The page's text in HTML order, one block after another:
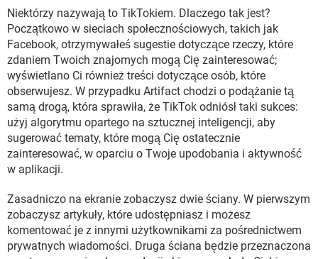
Niektórzy nazywają to TikTokiem. Dlaczego tak jest?
Początkowo w sieciach społecznościowych, takich jak
Facebook, otrzymywałeś sugestie dotyczące rzeczy, które
zdaniem Twoich znajomych mogą Cię zainteresować;
wyświetlano Ci również treści dotyczące osób, które
obserwujesz. W przypadku Artifact chodzi o podążanie tą
samą drogą, która sprawiła, że ​​TikTok odniósł taki sukces:
użyj algorytmu opartego na sztucznej inteligencji, aby
sugerować tematy, które mogą Cię ostatecznie
zainteresować, w oparciu o Twoje upodobania i aktywność
w aplikacji.
Zasadniczo na ekranie zobaczysz dwie ściany. W pierwszym
zobaczysz artykuły, które udostępniasz i możesz
komentować je z innymi użytkownikami za pośrednictwem
prywatnych wiadomości. Druga ściana będzie przeznaczona